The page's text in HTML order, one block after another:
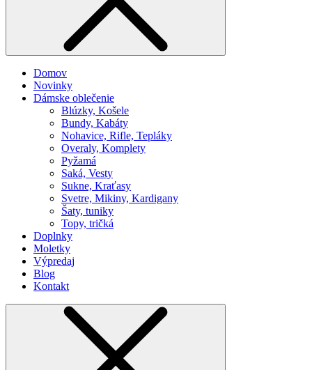
Domov
Novinky
Dámske oblečenie
Blúzky, Košele
Bundy, Kabáty
Nohavice, Rifle, Tepláky
Overaly, Komplety
Pyžamá
Saká, Vesty
Sukne, Kraťasy
Svetre, Mikiny, Kardigany
Šaty, tuniky
Topy, tričká
Doplnky
Moletky
Výpredaj
Blog
Kontakt